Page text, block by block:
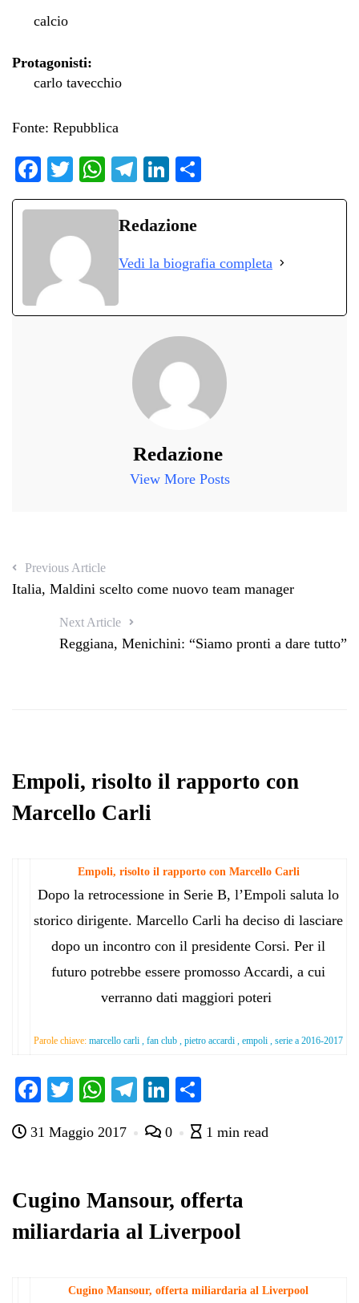
calcio
Protagonisti:
carlo tavecchio
Fonte: Repubblica
Fa
ce
ok
T
wi
r
W
ha
ts
pp
Te
le
gr
m
Li
nk
ed
on
di
Redazione
Vedi la biografia completa
Redazione
View More Posts
Previous Article
Italia, Maldini scelto come nuovo team manager
Next Article
Reggiana, Menichini: “Siamo pronti a dare tutto”
Empoli, risolto il rapporto con
Marcello Carli
Empoli, risolto il rapporto con Marcello Carli
Dopo la retrocessione in Serie B, l’Empoli saluta lo
storico dirigente. Marcello Carli ha deciso di lasciare
dopo un incontro con il presidente Corsi. Per il
futuro potrebbe essere promosso Accardi, a cui
verranno dati maggiori poteri
Parole chiave: marcello carli , fan club , pietro accardi , empoli , serie a 2016-2017
Fa
bo
T
tte
W
ts
pp
Te
gr
m
Li
ed di
di
31 Maggio 2017 0 1 min read
Cugino Mansour, offerta
miliardaria al Liverpool
Cugino Mansour, offerta miliardaria al Liverpool